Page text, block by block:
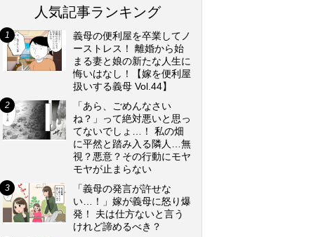
人気記事ランキング
義母の便利屋を卒業してノ
ーストレス！ 離婚から始
まる妻と娘の新たな人生に
悔いはなし！【嫁を便利屋
扱いする義母 Vol.44】
「あら、ごめんなさい
ね？」って絶対悪いと思っ
てないでしょ…！ 私の畑
に平然と踏み入る隣人…無
視？悪意？その行動にモヤ
モヤが止まらない
「義母の発言が許せな
い…！」嫁が義母に怒り爆
発！ 夫は仕方ないと言う
けれど諦めるべき？